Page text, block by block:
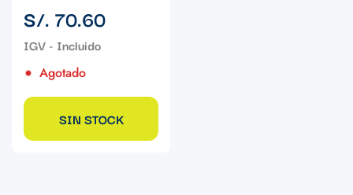
Precio
regular
S/. 70.60
Agotado
SIN STOCK